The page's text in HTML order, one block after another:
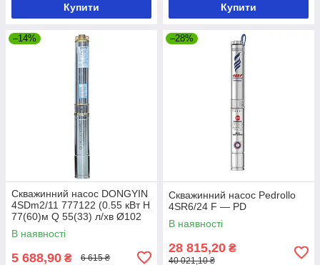
Купити Купити
–14%
Скважинний насос DONGYIN
4SDm2/11 777122 (0.55 кВт H
77(60)м Q 55(33) л/хв Ø102
мм)
В наявності
5 688,90 ₴ 6 615 ₴
–28%
Скважинний насос Pedrollo
4SR6/24 F — PD
В наявності
28 815,20 ₴
40 021,10 ₴